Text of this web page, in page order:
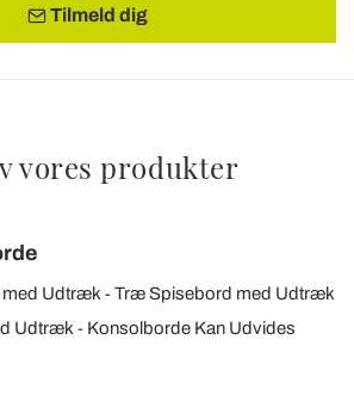
Tilmeld dig
vores produkter
med Udtræk
Træ Spisebord med Udtræk
Udtræk
Konsolborde Kan Udvides